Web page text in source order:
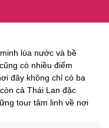
lúa nước và bề
có nhiều điểm
đây không chỉ có ba
cả Thái Lan đặc
tour tâm linh về nơi